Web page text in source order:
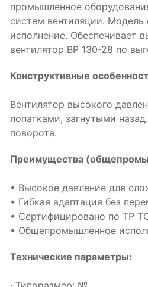
промышленное
систем вентиляции. Модель
исполнение. Обеспечивает
вентилятор ВР 130-28 по
Конструктивные
Вентилятор высокого
лопатками, загнутыми
поворота.
Преимущества
• Высокое давление для
• Гибкая адаптация без
• Сертифицировано по ТР
• Общепромышленное
Технические параметры: